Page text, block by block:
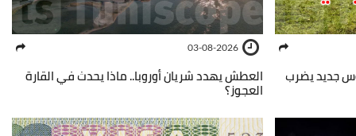
جديد يضرب
03-08-2026
العطش يهدد شريان أوروبا.. ماذا يحدث في القارة
العجوز؟